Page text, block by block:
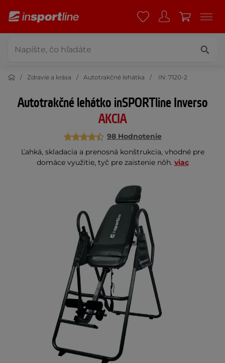
Zdravie a krása Autotrakčné lehátka IN: 7120-2
Autotrakčné lehátko inSPORTline Inverso
AKCIA
98 Hodnotenie
Ľahká, skladacia a prenosná konštrukcia, vhodné pre
domáce využitie, tyč pre zaistenie nôh. viac